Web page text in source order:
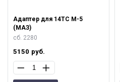
Адаптер для 14ТС М-5
(МАЗ)
сб. 2280
5150 руб.